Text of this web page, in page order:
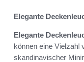
Elegante
Elegante
können eine Vielzahl
skandinavischer